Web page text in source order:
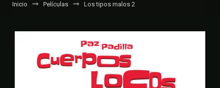
Inicio Películas Los tipos malos 2